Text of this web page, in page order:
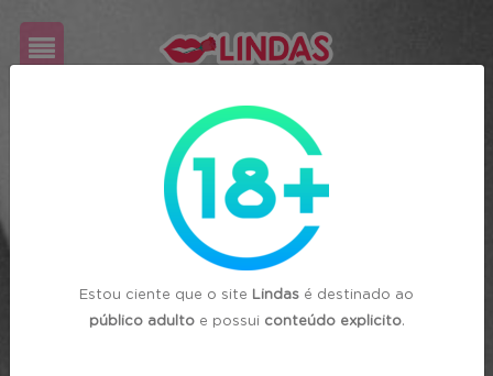
Estou ciente que o site Lindas é destinado ao
público adultoe possui conteúdo explicito.